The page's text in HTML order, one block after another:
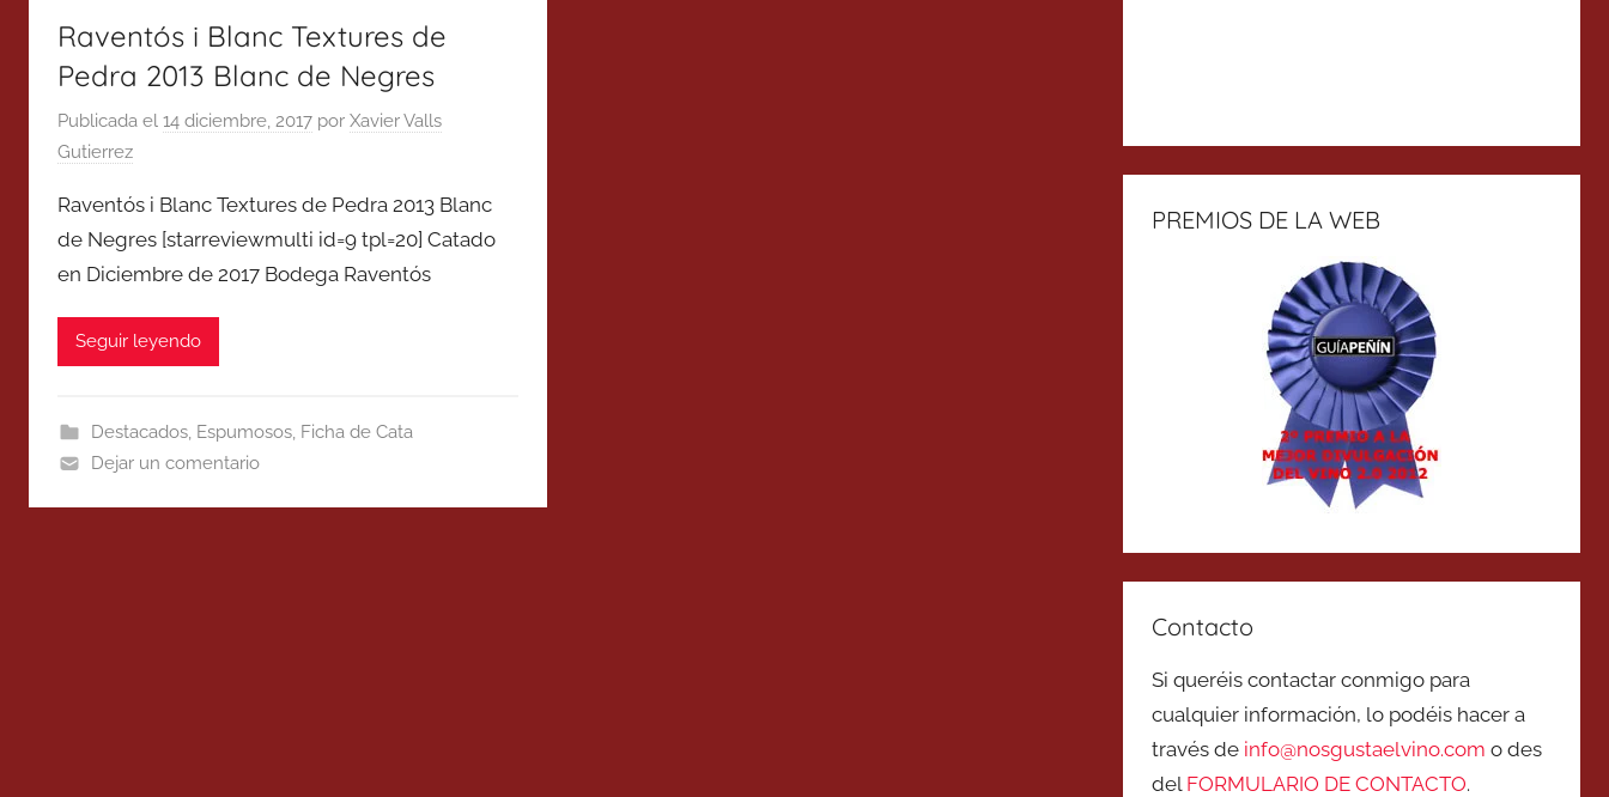
Raventós i Blanc Textures de
Pedra 2013 Blanc de Negres
Publicada el 14 diciembre, 2017 por Xavier Valls
Gutierrez
Raventós i Blanc Textures de Pedra 2013 Blanc
de Negres [starreviewmulti id=9 tpl=20] Catado
en Diciembre de 2017 Bodega Raventós
Seguir leyendo
Destacados, Espumosos, Ficha de Cata
Dejar un comentario
PREMIOS DE LA WEB
Contacto
Si queréis contactar conmigo para
cualquier información, lo podéis hacer a
través de info@nosgustaelvino.com o des
del FORMULARIO DE CONTACTO.